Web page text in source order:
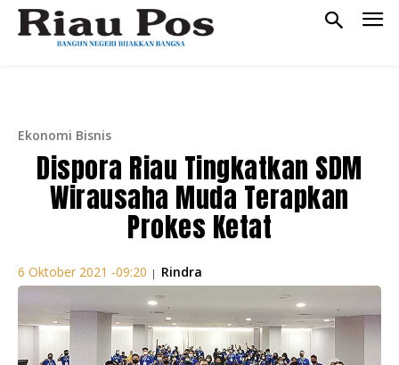
Ekonomi Bisnis
Dispora Riau Tingkatkan SDM
Wirausaha Muda Terapkan
Prokes Ketat
6 Oktober 2021 -09:20 | Rindra